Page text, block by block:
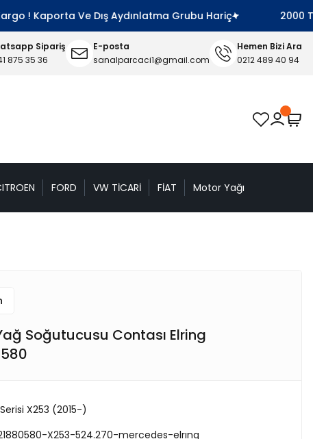
Kaporta Ve Dış Aydınlatma Grubu Hariç 2000 TL
Sipariş
875 35 36
E-posta
sanalparcaci1@gmail.com
Hemen Bizi Ara
0212 489 40 94
FORD VW TİCARİ FİAT Motor Yağı
Soğutucusu Contası Elring
X253 (2015-)
X253-524.270-mercedes-elrıng